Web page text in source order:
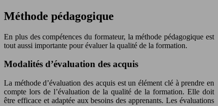
Méthode pédagogique
En plus des compétences du formateur, la méthode pédagogique est
tout aussi importante pour évaluer la qualité de la formation.
Modalités d’évaluation des acquis
La méthode d’évaluation des acquis est un élément clé à prendre en
compte lors de l’évaluation de la qualité de la formation. Elle doit
être efficace et adaptée aux besoins des apprenants. Les évaluations